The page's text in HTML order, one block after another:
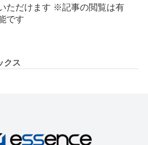
ただけます ※記事の閲覧は有
です
クス